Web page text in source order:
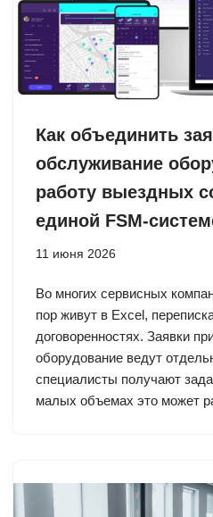
Как объединить
обслуживание
работу выездных
единой FSM-
11 июня 2026
Во многих сервисных
пор живут в Excel,
договоренностях. Заявки
оборудование ведут
специалисты получают
малых объемах это может